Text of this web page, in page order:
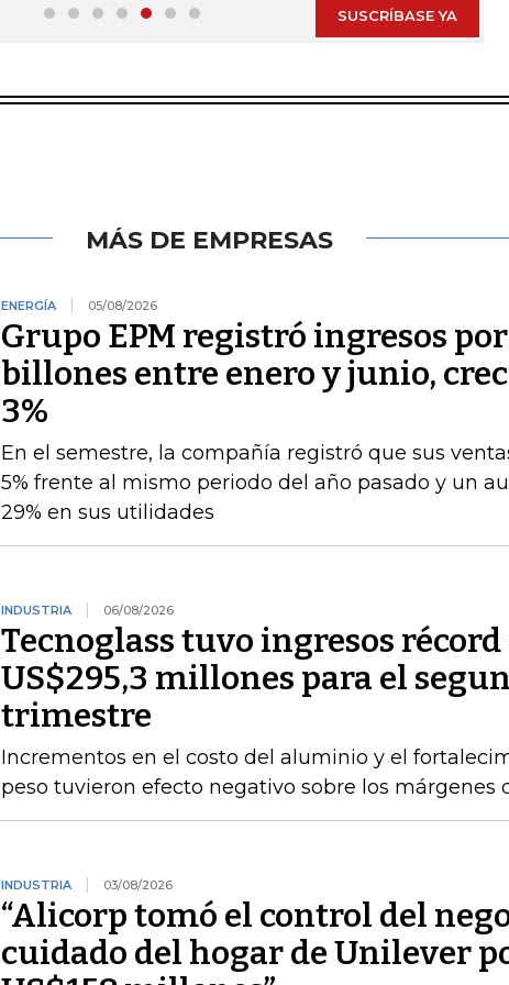
SUSCRÍBASE YA
MÁS DE EMPRESAS
ENERGÍA 05/08/2026
Grupo EPM registró ingresos por
billones entre enero y junio,
3%
En el semestre, la compañía registró que sus
5% frente al mismo periodo del año pasado y un
29% en sus utilidades
INDUSTRIA 06/08/2026
Tecnoglass tuvo ingresos récord
US$295,3 millones para el
trimestre
Incrementos en el costo del aluminio y el
peso tuvieron efecto negativo sobre los márgenes
INDUSTRIA 03/08/2026
“Alicorp tomó el control del
cuidado del hogar de Unilever